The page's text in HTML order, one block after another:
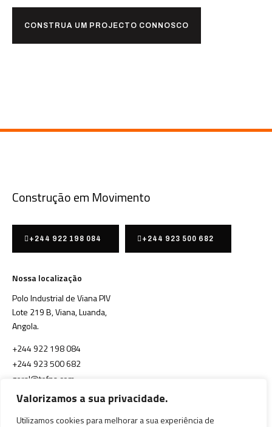
Valorizamos a sua privacidade.
Utilizamos cookies para melhorar a sua experiência de
CONSTRUA UM PROJECTO CONNOSCO
Construção em Movimento
+244 922 198 084 +244 923 500 682
Nossa localização
Polo Industrial de Viana PIV
Lote 219 B, Viana, Luanda,
Angola.
+244 922 198 084
+244 923 500 682
geral@tefna.com